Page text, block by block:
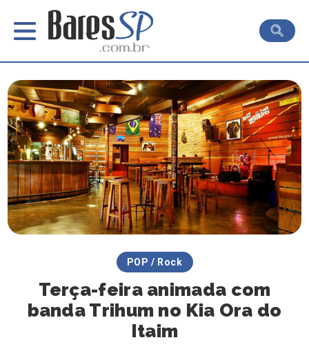
POP / Rock
Terça-feira animada com
banda Trihum no Kia Ora do
Itaim